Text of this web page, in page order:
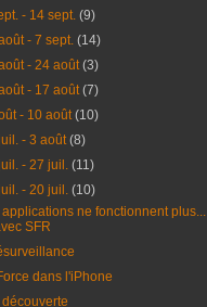
- 14 sept.(9)
- 7 sept.(14)
- 24 août(3)
- 17 août(7)
- 10 août(10)
- 3 août(8)
- 27 juil.(11)
- 20 juil.(10)
applications ne fonctionnent plus...
SFR
dans l'iPhone
découverte